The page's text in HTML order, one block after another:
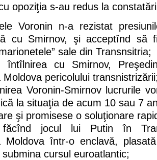
opoziţia s-au redus la
Voronin n-a rezistat
cu Smirnov, şi acceptînd să
sale din Transnsitria;
întîlnirea cu Smirnov,
Moldova pericolului
Voronin-Smirnov lucrurile
la situaţia de acum 10 sau 7
şi promisese o soluţionare
făcînd jocul lui Putin în
Moldova într-o enclavă,
cursul euroatlantic;